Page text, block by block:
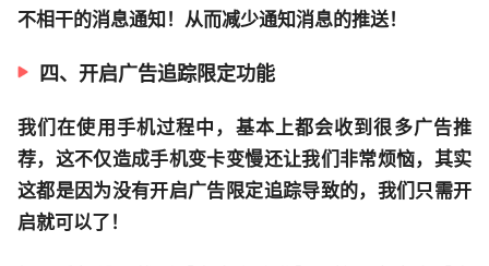
不相干的消息通知！从而减少通知消息的推送！
四、开启广告追踪限定功能
我们在使用手机过程中，基本上都会收到很多广告推
荐，这不仅造成手机变卡变慢还让我们非常烦恼，其实
这都是因为没有开启广告限定追踪导致的，我们只需开
启就可以了！